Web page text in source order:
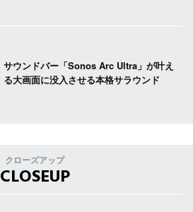
サウンドバー「Sonos Arc Ultra」が叶え
る大画面に没入させる本格サラウンド
クローズアップ
CLOSEUP